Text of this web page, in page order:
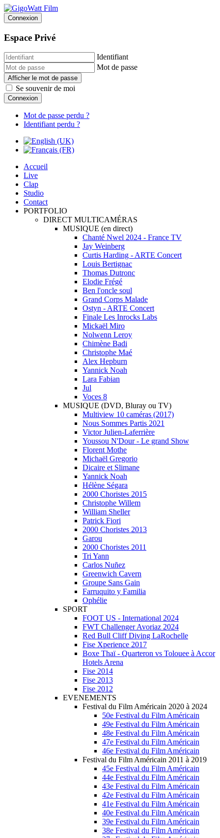
Connexion
Espace Privé
Identifiant
Mot de passe
Afficher le mot de passe
Se souvenir de moi
Connexion
Mot de passe perdu ?
Identifiant perdu ?
Accueil
Live
Clap
Studio
Contact
PORTFOLIO
DIRECT MULTICAMÉRAS
MUSIQUE (en direct)
Chanté Nwel 2024 - France TV
Jay Weinberg
Curtis Harding - ARTE Concert
Louis Bertignac
Thomas Dutronc
Elodie Frégé
Ben l'oncle soul
Grand Corps Malade
Ostyn - ARTE Concert
Finale Les Inrocks Labs
Mickaël Miro
Nolwenn Leroy
Chimène Badi
Christophe Maé
Alex Hepburn
Yannick Noah
Lara Fabian
Jul
Voces 8
MUSIQUE (DVD, Bluray ou TV)
Multiview 10 caméras (2017)
Nous Sommes Partis 2021
Victor Julien-Laferrière
Youssou N'Dour - Le grand Show
Florent Mothe
Michaël Gregorio
Dicaire et Slimane
Yannick Noah
Hélène Ségara
2000 Choristes 2015
Christophe Willem
William Sheller
Patrick Fiori
2000 Choristes 2013
Garou
2000 Choristes 2011
Tri Yann
Carlos Nuñez
Greenwich Cavern
Groupe Sans Gain
Farruquito y Familia
Ophélie
SPORT
FOOT US - International 2024
FWT Challenger Avoriaz 2024
Red Bull Cliff Diving LaRochelle
Fise Xperience 2017
Boxe Thaï - Quarteron vs Tolouee à Accor
Hotels Arena
Fise 2014
Fise 2013
Fise 2012
EVENEMENTS
Festival du Film Américain 2020 à 2024
50e Festival du Film Américain
49e Festival du Film Américain
48e Festival du Film Américain
47e Festival du Film Américain
46e Festival du Film Américain
Festival du Film Américain 2011 à 2019
45e Festival du Film Américain
44e Festival du Film Américain
43e Festival du Film Américain
42e Festival du Film Américain
41e Festival du Film Américain
40e Festival du Film Américain
39e Festival du Film Américain
38e Festival du Film Américain